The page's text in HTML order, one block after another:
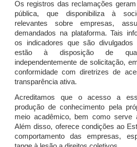
Os registros das reclamações
pública, que disponibiliza à
relevantes sobre empresas,
demandados na plataforma. Tais
os indicadores que são
estão à disposição de
independentemente de solicitação,
conformidade com diretrizes de
transparência ativa.
Acreditamos que o acesso a
produção de conhecimento pela
meio acadêmico, bem como serve
Além disso, oferece condições ao
comportamento das empresas,